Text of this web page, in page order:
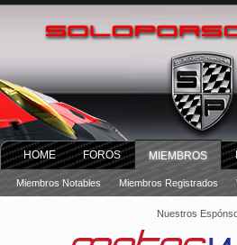
Nuestros
HOME FOROS MIEMBROS
Miembros Notables Miembros Registrados